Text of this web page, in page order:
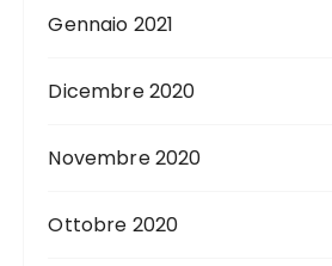
Gennaio 2021
Dicembre 2020
Novembre 2020
Ottobre 2020